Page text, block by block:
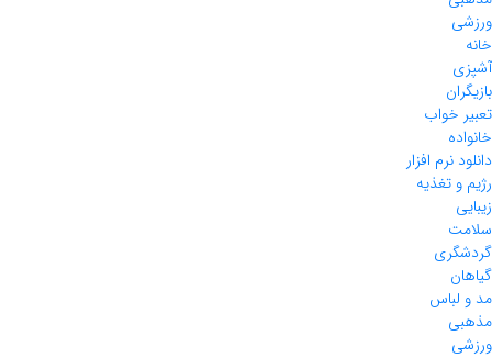
ورزشی
خانه
آشپزی
بازیگران
تعبیر خواب
خانواده
دانلود نرم افزار
رژیم و تغذیه
زیبایی
سلامت
گردشگری
گیاهان
مد و لباس
مذهبی
ورزشی